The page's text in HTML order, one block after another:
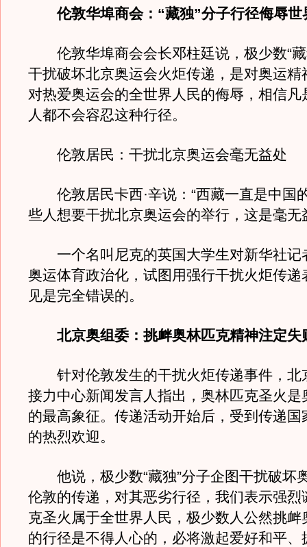
伦敦华埠商会：“藏独”分子行径侮辱世
伦敦华埠商会会长邓柱廷说，极少数“藏
干扰破坏北京奥运会火炬传递，是对奥运精
对热爱奥运会的全世界人民的侮辱，相信凡
人都不会容忍这种行径。
伦敦居民：干扰北京奥运会毫无益处
伦敦居民卡西·辛说：“西藏一直是中国
些人想要干扰北京奥运会的举行，这是毫无
一个名叫尼克的英国大学生对新华社记
奥运体育政治化，试图用强行干扰火炬传递
见是完全错误的。
北京奥组委：挑衅奥林匹克精神注定失
针对伦敦发生的干扰火炬传递事件，北
接力中心新闻发言人指出，奥林匹克圣火是
的最高象征。传递活动开始后，受到传递国
的热烈欢迎。
他说，极少数“藏独”分子企图干扰破坏
伦敦的传递，对其恶劣行径，我们表示强烈
克圣火属于全世界人民，极少数人公然挑衅
的行径是不得人心的，必将激起爱好和平、